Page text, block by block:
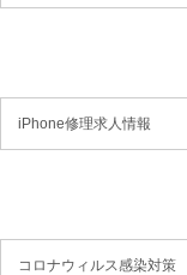
iPhone修理求人情報
コロナウィルス感染対策